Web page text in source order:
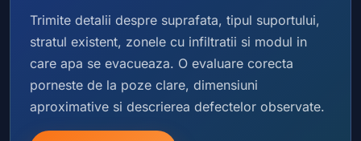
Trimite detalii despre suprafata, tipul suportului,
stratul existent, zonele cu infiltratii si modul in
care apa se evacueaza. O evaluare corecta
porneste de la poze clare, dimensiuni
aproximative si descrierea defectelor observate.